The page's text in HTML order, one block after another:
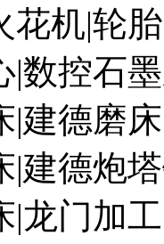
花机|轮
|数控石
|建德磨
|建德炮
|龙门加